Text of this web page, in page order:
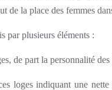
de la place des femmes
par plusieurs éléments :
de part la personnalité
loges indiquant une